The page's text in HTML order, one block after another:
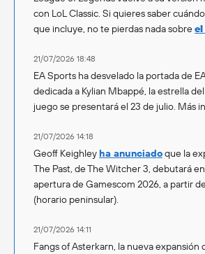
con LoL Classic. Si quieres saber
que incluye, no te pierdas nada sobreel
21/07/2026 18:48
EA Sports ha desvelado la portada de
dedicada a Kylian Mbappé, la estrella
juego se presentará el 23 de julio. Más
21/07/2026 14:18
Geoff Keighley ha anunciadoque la
The Past, de The Witcher 3, debutará
apertura de Gamescom 2026, a partir
(horario peninsular).
21/07/2026 14:11
Fangs of Asterkarn, la nueva expansión